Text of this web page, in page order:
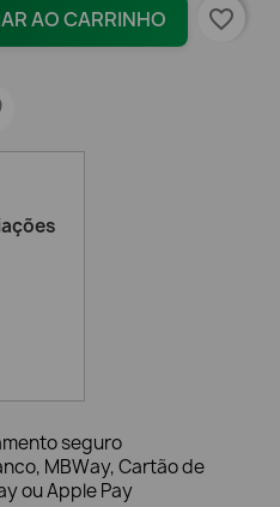
AO CARRINHO favorite_border
seguro
MBWay, Cartão de
ou Apple Pay